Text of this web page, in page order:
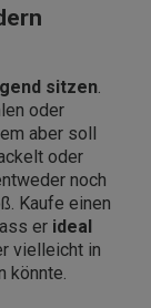
sitzen
oder
aber soll
oder
noch
Kaufe einen
er ideal
vielleicht in
könnte.